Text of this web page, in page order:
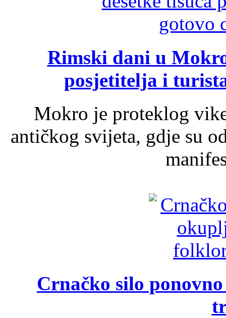
Rimski dani u
posjetitelja i
Mokro je proteklog
antičkog svijeta, gdje su
Crnačko silo